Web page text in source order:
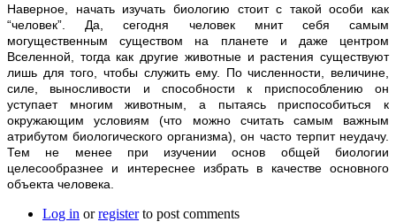
Наверное, начать изучать биологию стоит с такой особи как
“человек”. Да, сегодня человек мнит себя самым
могущественным существом на планете и даже центром
Вселенной, тогда как другие животные и растения существуют
лишь для того, чтобы служить ему. По численности, величине,
силе, выносливости и способности к приспособлению он
уступает многим животным, а пытаясь приспособиться к
окружающим условиям (что можно считать самым важным
атрибутом биологического организма), он часто терпит неудачу.
Тем не менее при изучении основ общей биологии
целесообразнее и интереснее избрать в качестве основного
объекта человека.
Log in orregisterto post comments